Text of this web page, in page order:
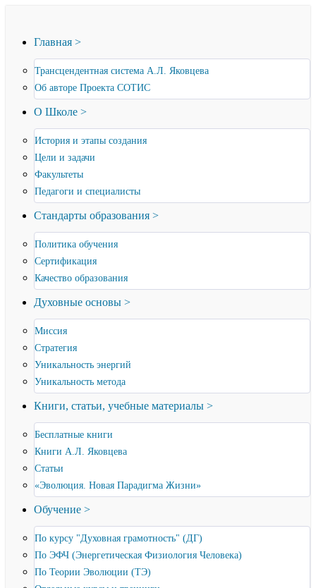
Главная >
Трансцендентная система А.Л. Яковцева
Об авторе Проекта СОТИС
О Школе >
История и этапы создания
Цели и задачи
Факультеты
Педагоги и специалисты
Стандарты образования >
Политика обучения
Сертификация
Качество образования
Духовные основы >
Миссия
Стратегия
Уникальность энергий
Уникальность метода
Книги, статьи, учебные материалы >
Бесплатные книги
Книги А.Л. Яковцева
Статьи
«Эволюция. Новая Парадигма Жизни»
Обучение >
По курсу "Духовная грамотность" (ДГ)
По ЭФЧ (Энергетическая Физиология Человека)
По Теории Эволюции (ТЭ)